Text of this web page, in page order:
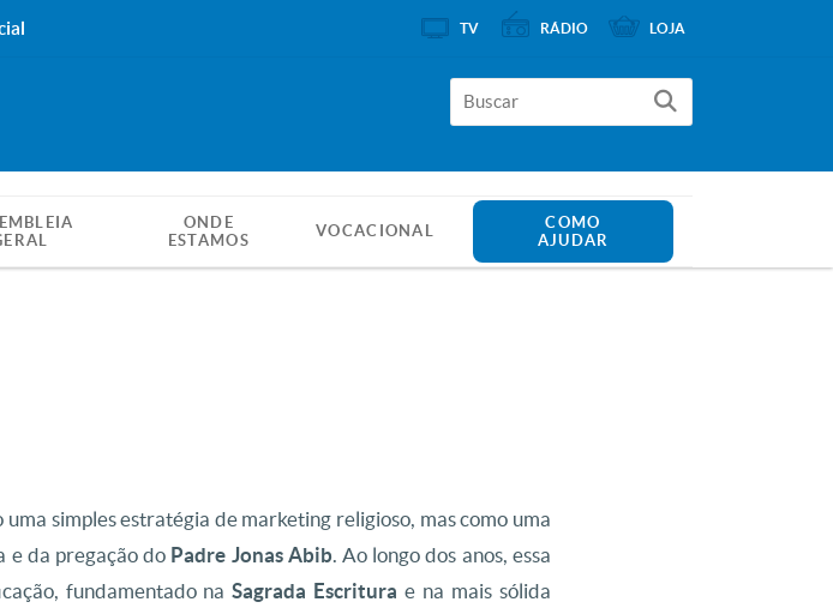
ONDE
ESTAMOS
VOCACIONAL
COMO
AJUDAR
uma simples estratégia de marketing religioso, mas como uma
e da pregação do Padre Jonas Abib. Ao longo dos anos, essa
fundamentado naSagrada Escritura e na mais sólida
TV RÁDIO LOJA